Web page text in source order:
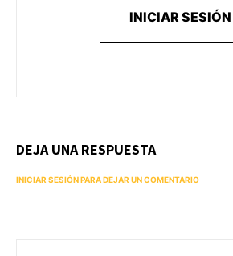
INICIAR SESIÓN
DEJA UNA RESPUESTA
INICIAR SESIÓN PARA DEJAR UN COMENTARIO